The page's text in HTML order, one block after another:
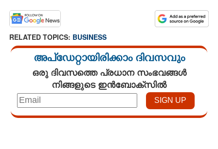
RELATED TOPICS: BUSINESS
അപ്ഡേറ്റായിരിക്കാം ദിവസവും
ഒരു ദിവസത്തെ പ്രധാന സംഭവങ്ങൾ
നിങ്ങളുടെ ഇൻബോക്സിൽ